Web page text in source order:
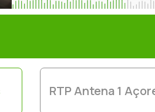
RTP Antena 1